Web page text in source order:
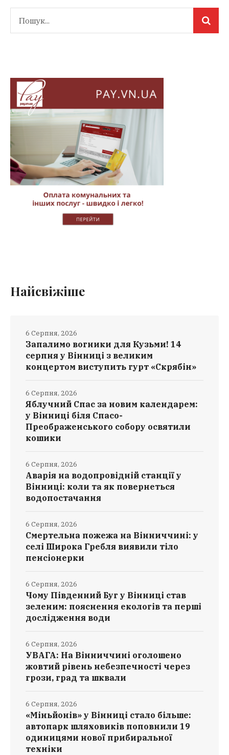
Найсвіжіше
Запалимо вогники для Кузьми! 14
серпня у Вінниці з великим
концертом виступить гурт «Скрябін»
6 Серпня, 2026
Яблучний Спас за новим календарем:
у Вінниці біля Спасо-
Преображенського собору освятили
кошики
6 Серпня, 2026
Аварія на водопровідній станції у
Вінниці: коли та як повернеться
водопостачання
6 Серпня, 2026
Смертельна пожежа на Вінниччині: у
селі Широка Гребля виявили тіло
пенсіонерки
6 Серпня, 2026
Чому Південний Буг у Вінниці став
зеленим: пояснення екологів та перші
дослідження води
6 Серпня, 2026
УВАГА: На Вінниччині оголошено
жовтий рівень небезпечності через
грози, град та шквали
6 Серпня, 2026
«Міньйонів» у Вінниці стало більше:
автопарк шляховиків поповнили 19
одиницями нової прибиральної
техніки
6 Серпня, 2026